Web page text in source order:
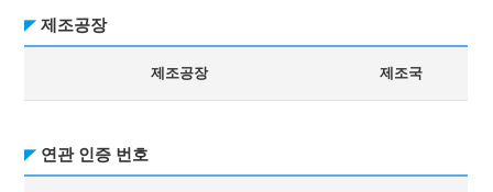
제조공장
제조공장 제조국
연관 인증 번호